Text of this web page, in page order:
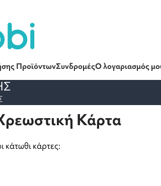
ΠροϊόντωνΣυνδρομέςΟ λογαριασμός
Κάρτα
κάτωθι κάρτες: